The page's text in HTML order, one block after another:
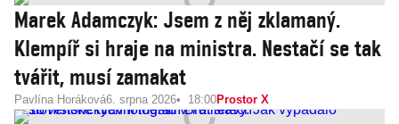
Marek Adamczyk: Jsem z něj zklamaný.
Klempíř si hraje na ministra. Nestačí se tak
tvářit, musí zamakat
Pavlína Horáková6. srpna 2026 18:00Prostor X